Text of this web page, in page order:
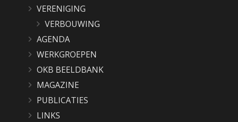
VERENIGING
VERBOUWING
AGENDA
WERKGROEPEN
OKB BEELDBANK
MAGAZINE
PUBLICATIES
LINKS